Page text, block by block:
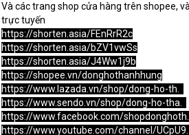
Và các trang shop cửa hàng trên shopee,
trực tuyến
https://shorten.asia/FEnRrR2c
https://shorten.asia/bZV1vwSs
https://shorten.asia/J4Ww1j9b
https://shopee.vn/donghothanhhung
https://www.lazada.vn/shop/dong-ho-th.
https://www.sendo.vn/shop/dong-ho-tha.
https://www.facebook.com/shopdonghoth.
https://www.youtube.com/channel/UCpU9.